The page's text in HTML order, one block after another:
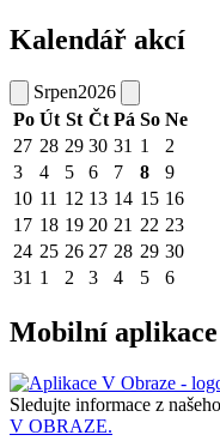
Kalendář akcí
Srpen2026
Po Út St Čt Pá So Ne
27 28 29 30 31 1
2
3
4 5 6 7 8
9
10 11 12 13 14 15 16
17 18 19 20 21 22 23
24 25 26 27 28 29 30
31 1 2 3 4 5 6
Mobilní aplikace
Sledujte informace z
V OBRAZE.